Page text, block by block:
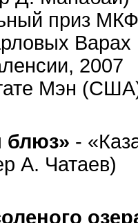
МКФ
Варах
2007
Мэн
блюз» -
Чатаев)